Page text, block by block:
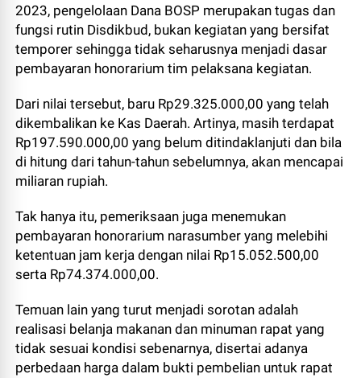
2023, pengelolaan Dana BOSP merupakan tugas dan
fungsi rutin Disdikbud, bukan kegiatan yang bersifat
temporer sehingga tidak seharusnya menjadi dasar
pembayaran honorarium tim pelaksana kegiatan.
Dari nilai tersebut, baru Rp29.325.000,00 yang telah
dikembalikan ke Kas Daerah. Artinya, masih terdapat
Rp197.590.000,00 yang belum ditindaklanjuti dan bila
di hitung dari tahun-tahun sebelumnya, akan mencapai
miliaran rupiah.
Tak hanya itu, pemeriksaan juga menemukan
pembayaran honorarium narasumber yang melebihi
ketentuan jam kerja dengan nilai Rp15.052.500,00
serta Rp74.374.000,00.
Temuan lain yang turut menjadi sorotan adalah
realisasi belanja makanan dan minuman rapat yang
tidak sesuai kondisi sebenarnya, disertai adanya
perbedaan harga dalam bukti pembelian untuk rapat